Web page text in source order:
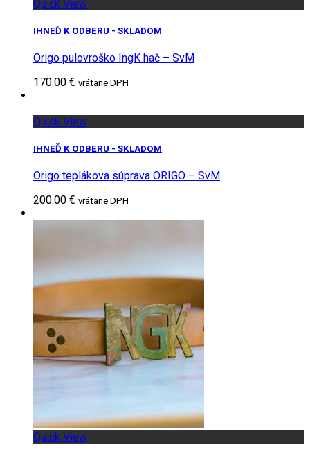
Quick View
IHNEĎ K ODBERU - SKLADOM
Origo pulovroško IngK hač – SvM
170.00 € vrátane DPH
Quick View
IHNEĎ K ODBERU - SKLADOM
Origo teplákova súprava ORIGO – SvM
200.00 € vrátane DPH
Quick View